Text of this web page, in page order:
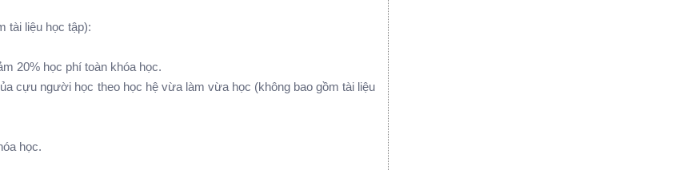
tài liệu học tập):
20% học phí toàn khóa học.
cựu người học theo học hệ vừa làm vừa học (không bao gồm tài liệu
học.